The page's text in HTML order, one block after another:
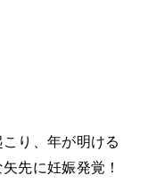
り、年が明ける
先に妊娠発覚！